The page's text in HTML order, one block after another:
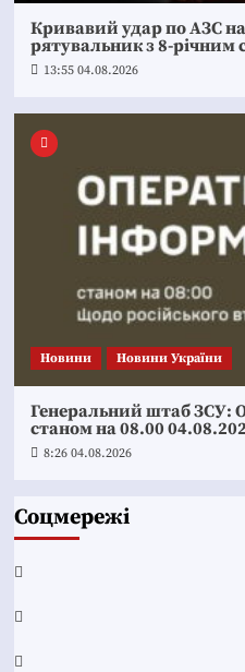
Кривавий удар по АЗС
рятувальник з 8-річним
13:55 04.08.2026
Новини Новини України
Генеральний штаб ЗСУ:
станом на 08.00
8:26 04.08.2026
Соцмережі
Facebook
YouTube
Telegram